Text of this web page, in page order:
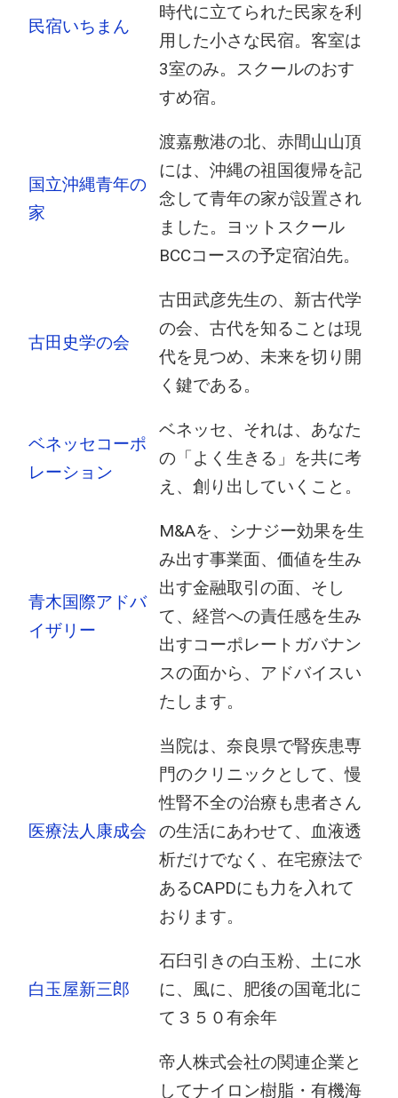
民宿いちまん
時代に立てられた民家を利
用した小さな民宿。客室は
3室のみ。スクールのおす
すめ宿。
国立沖縄青年の
家
渡嘉敷港の北、赤間山山頂
には、沖縄の祖国復帰を記
念して青年の家が設置され
ました。ヨットスクール
BCCコースの予定宿泊先。
古田史学の会
古田武彦先生の、新古代学
の会、古代を知ることは現
代を見つめ、未来を切り開
く鍵である。
ベネッセコーポ
レーション
ベネッセ、それは、あなた
の「よく生きる」を共に考
え、創り出していくこと。
青木国際アドバ
イザリー
M&Aを、シナジー効果を生
み出す事業面、価値を生み
出す金融取引の面、そし
て、経営への責任感を生み
出すコーポレートガバナン
スの面から、アドバイスい
たします。
医療法人康成会
当院は、奈良県で腎疾患専
門のクリニックとして、慢
性腎不全の治療も患者さん
の生活にあわせて、血液透
析だけでなく、在宅療法で
あるCAPDにも力を入れて
おります。
白玉屋新三郎
石臼引きの白玉粉、土に水
に、風に、肥後の国竜北に
て３５０有余年
帝人株式会社の関連企業と
してナイロン樹脂・有機海